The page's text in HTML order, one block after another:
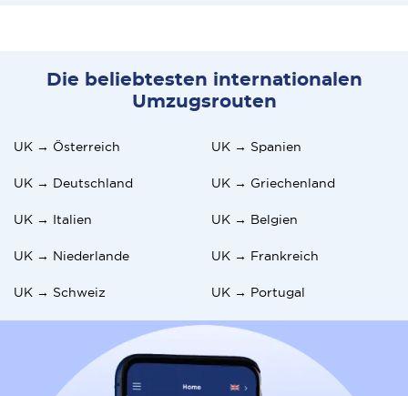
Die beliebtesten internationalen
Umzugsrouten
UK → Österreich UK → Spanien
UK → Deutschland UK → Griechenland
UK → Italien UK → Belgien
UK → Niederlande UK → Frankreich
UK → Schweiz UK → Portugal